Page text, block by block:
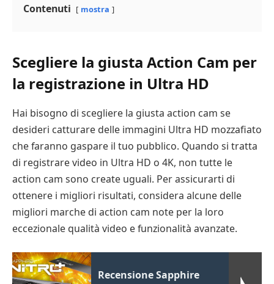
Contenuti mostra
Scegliere la giusta Action Cam per
la registrazione in Ultra HD
Hai bisogno di scegliere la giusta action cam se
desideri catturare delle immagini Ultra HD mozzafiato
che faranno gaspare il tuo pubblico. Quando si tratta
di registrare video in Ultra HD o 4K, non tutte le
action cam sono create uguali. Per assicurarti di
ottenere i migliori risultati, considera alcune delle
migliori marche di action cam note per la loro
eccezionale qualità video e funzionalità avanzate.
Recensione Sapphire